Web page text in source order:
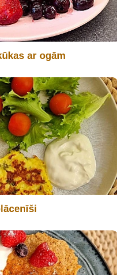
ar ogām